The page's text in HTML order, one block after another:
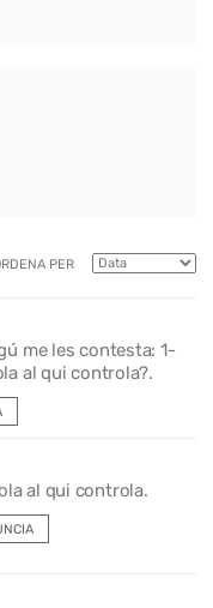
PER
me les contesta: 1-
al qui controla?.
al qui controla.